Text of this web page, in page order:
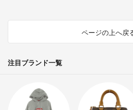
ページの上へ戻
注目ブランド一覧